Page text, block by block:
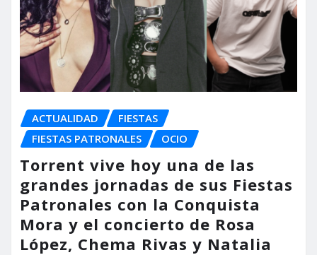
ACTUALIDAD
FIESTAS
FIESTAS PATRONALES
OCIO
Torrent vive hoy una de las
grandes jornadas de sus Fiestas
Patronales con la Conquista
Mora y el concierto de Rosa
López, Chema Rivas y Natalia